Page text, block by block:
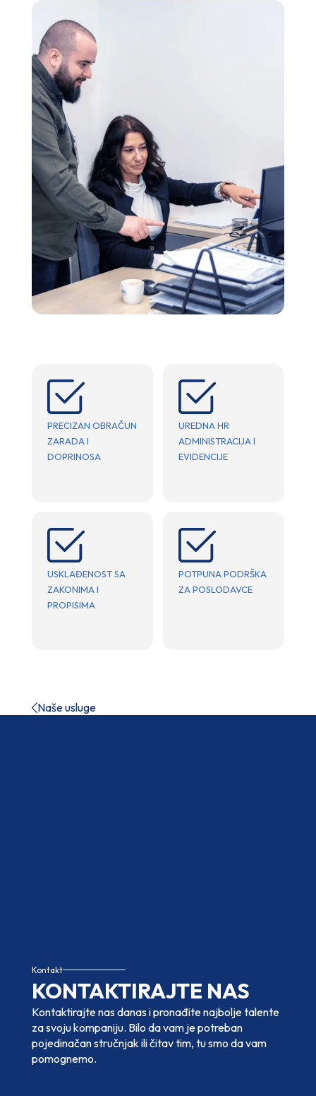
PRECIZAN OBRAČUN
ZARADA I
DOPRINOSA
UREDNA HR
ADMINISTRACIJA I
EVIDENCIJE
USKLAĐENOST SA
ZAKONIMA I
PROPISIMA
POTPUNA PODRŠKA
ZA POSLODAVCE
Naše usluge
Kontakt
KONTAKTIRAJTE NAS
Kontaktirajte nas danas i pronađite najbolje talente
za svoju kompaniju. Bilo da vam je potreban
pojedinačan stručnjak ili čitav tim, tu smo da vam
pomognemo.